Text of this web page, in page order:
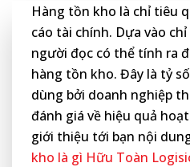
Hàng tồn kho là chỉ tiêu
cáo tài chính. Dựa vào
người đọc có thể tính ra
hàng tồn kho. Đây là tỷ
dùng bởi doanh nghiệp
đánh giá về hiệu quả
giới thiệu tới bạn nội
kho là gì Hữu Toàn